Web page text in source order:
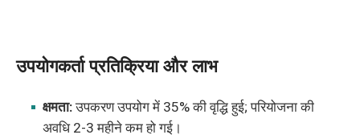
उपयोगकर्ता प्रतिक्रिया और लाभ
क्षमता:उपकरण उपयोग में 35% की वृद्धि हुई; परियोजना की
अवधि 2-3 महीने कम हो गई।